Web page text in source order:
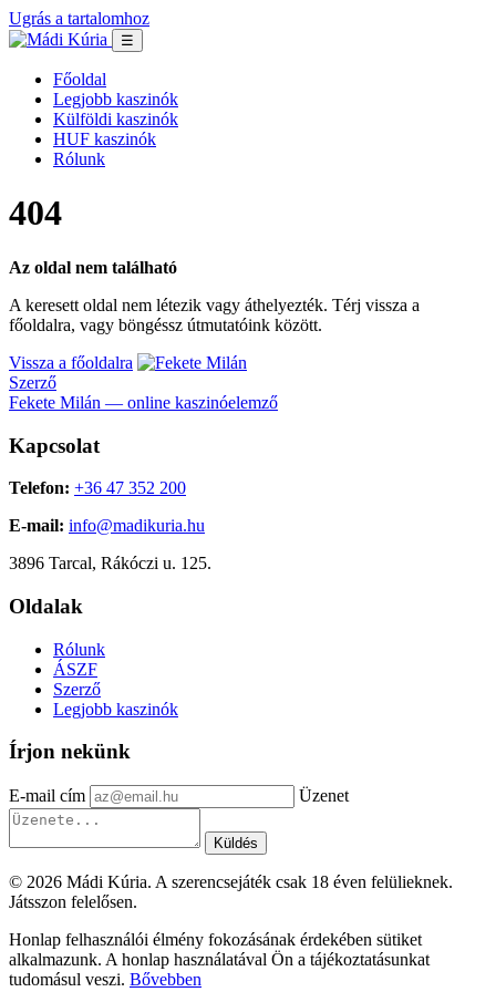
Ugrás a tartalomhoz
☰
Főoldal
Legjobb kaszinók
Külföldi kaszinók
HUF kaszinók
Rólunk
404
Az oldal nem található
A keresett oldal nem létezik vagy áthelyezték. Térj vissza a
főoldalra, vagy böngéssz útmutatóink között.
Vissza a főoldalra
Szerző
Fekete Milán — online kaszinóelemző
Kapcsolat
Telefon: +36 47 352 200
E-mail: info@madikuria.hu
3896 Tarcal, Rákóczi u. 125.
Oldalak
Rólunk
ÁSZF
Szerző
Legjobb kaszinók
Írjon nekünk
E-mail cím Üzenet
Küldés
© 2026 Mádi Kúria. A szerencsejáték csak 18 éven felülieknek.
Játsszon felelősen.
Honlap felhasználói élmény fokozásának érdekében sütiket
alkalmazunk. A honlap használatával Ön a tájékoztatásunkat
tudomásul veszi. Bővebben